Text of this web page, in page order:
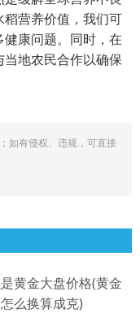
营养价值，我们可
康问题。同时，在
地农民合作以确保
如有侵权、违规，可直接